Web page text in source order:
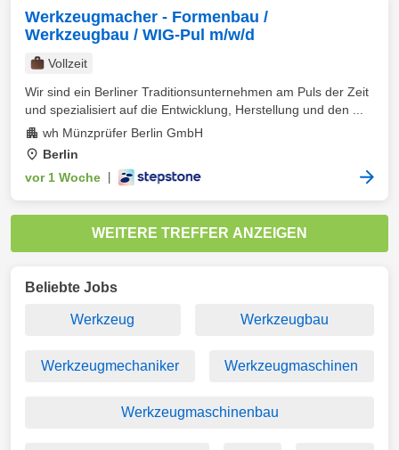
Werkzeugmacher - Formenbau /
Werkzeugbau / WIG-Pul m/w/d
Vollzeit
Wir sind ein Berliner Traditionsunternehmen am Puls der Zeit
und spezialisiert auf die Entwicklung, Herstellung und den ...
wh Münzprüfer Berlin GmbH
Berlin
vor 1 Woche
WEITERE TREFFER ANZEIGEN
Beliebte Jobs
Werkzeug Werkzeugbau
Werkzeugmechaniker Werkzeugmaschinen
Werkzeugmaschinenbau